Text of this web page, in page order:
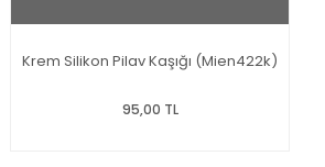
Krem Silikon Pilav Kaşığı (Mien422k)
95,00 TL